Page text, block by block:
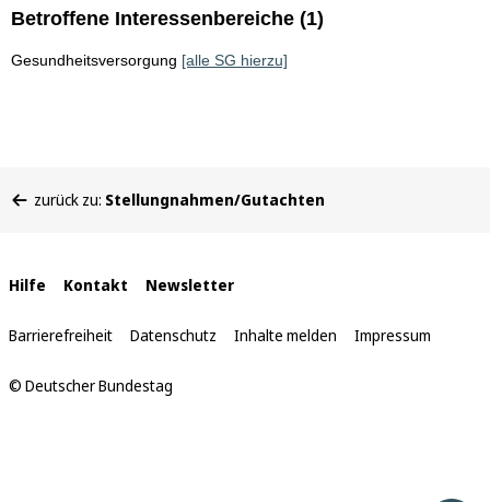
Betroffene Interessenbereiche (1)
Gesundheitsversorgung [alle SG hierzu]
befinden
zurück zu: Stellungnahmen/Gutachten
Interne
Links
Hilfe Kontakt Newsletter
Barrierefreiheit Datenschutz Inhalte melden Impressum
© Deutscher Bundestag